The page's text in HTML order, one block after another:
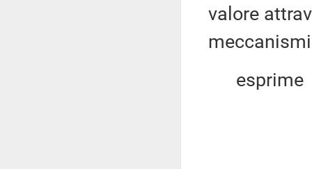
valore
esprime